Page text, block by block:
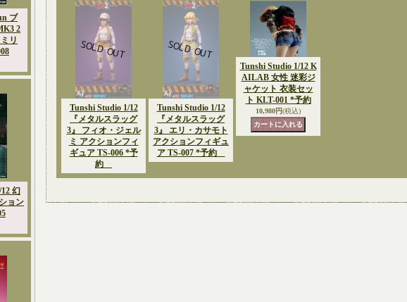
ブ
2
リ
幻
ョン
Tunshi Studio 1/12
『メタルスラッグ
3』 フィオ・ジェル
ミ アクションフィ
ギュア TS-006 *予
約
Tunshi Studio 1/12
『メタルスラッグ
3』 エリ・カサモト
アクションフィギュ
ア TS-007 *予約
Tunshi Studio 1/12 K
AILAB 女性 迷彩ジ
ャケット 衣装セッ
ト KLT-001 *予約
10,980円(税込)